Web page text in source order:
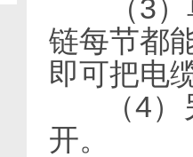
（3）单
链每节都
即可把电
（4）另
开。